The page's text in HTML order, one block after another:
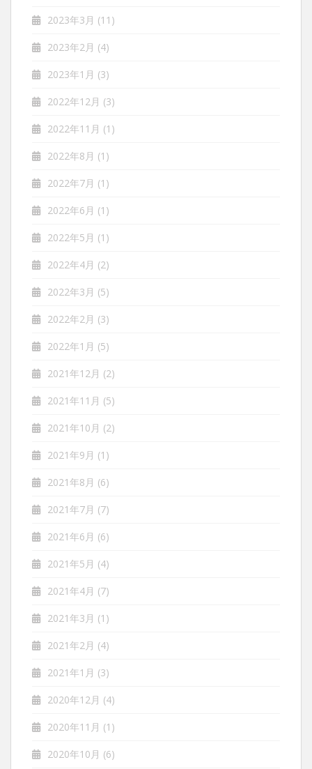
2023年3月 (11)
2023年2月 (4)
2023年1月 (3)
2022年12月 (3)
2022年11月 (1)
2022年8月 (1)
2022年7月 (1)
2022年6月 (1)
2022年5月 (1)
2022年4月 (2)
2022年3月 (5)
2022年2月 (3)
2022年1月 (5)
2021年12月 (2)
2021年11月 (5)
2021年10月 (2)
2021年9月 (1)
2021年8月 (6)
2021年7月 (7)
2021年6月 (6)
2021年5月 (4)
2021年4月 (7)
2021年3月 (1)
2021年2月 (4)
2021年1月 (3)
2020年12月 (4)
2020年11月 (1)
2020年10月 (6)